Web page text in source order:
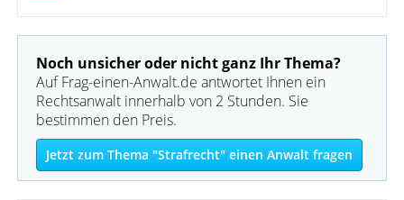
Noch unsicher oder nicht ganz Ihr Thema?
Auf Frag-einen-Anwalt.de antwortet Ihnen ein
Rechtsanwalt innerhalb von 2 Stunden. Sie
bestimmen den Preis.
Jetzt zum Thema "Strafrecht" einen Anwalt fragen